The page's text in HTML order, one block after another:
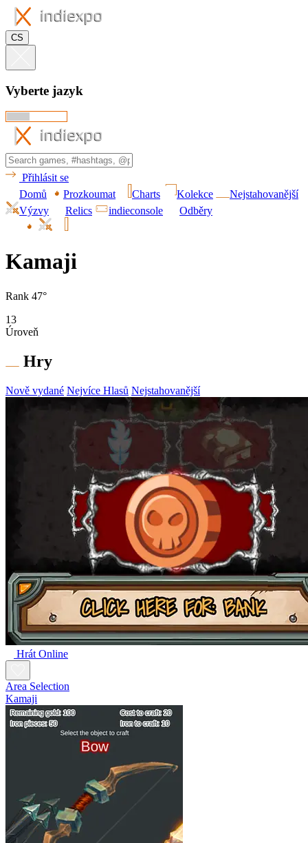
CS
Vyberte jazyk
Přihlásit se
Domů
Prozkoumat Charts Kolekce
Nejstahovanější
Výzvy
Relics indieconsole Odběry
Kamaji
Rank 47°
13
Úroveň
Hry
Nově vydané Nejvíce Hlasů Nejstahovanější
Hrát Online
Area Selection
Kamaji